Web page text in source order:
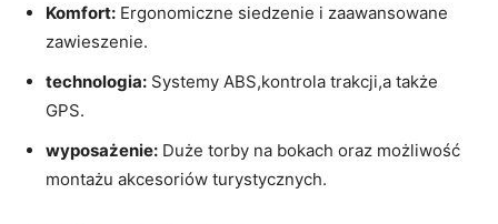
Komfort: Ergonomiczne siedzenie i zaawansowane
zawieszenie.
technologia: Systemy ABS,kontrola trakcji,a także
GPS.
wyposażenie: Duże torby na bokach oraz możliwość
montażu akcesoriów turystycznych.